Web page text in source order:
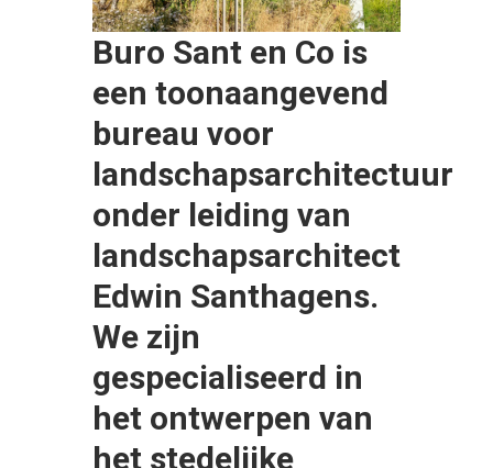
Buro Sant en Co is
een toonaangevend
bureau voor
landschapsarchitectuur
onder leiding van
landschapsarchitect
Edwin Santhagens.
We zijn
gespecialiseerd in
het ontwerpen van
het stedelijke